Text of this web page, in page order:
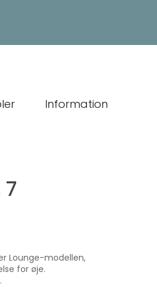
Information
Lounge-modellen,
for øje.